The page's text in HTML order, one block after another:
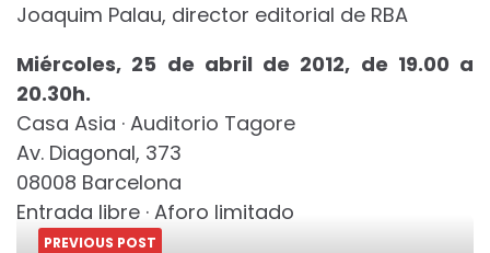
Joaquim Palau, director editorial de RBA
Miércoles, 25 de abril de 2012, de 19.00 a
20.30h.
Casa Asia · Auditorio Tagore
Av. Diagonal, 373
08008 Barcelona
Entrada libre · Aforo limitado
PREVIOUS POST